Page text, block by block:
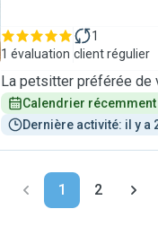
1 évaluation
1
client régulier
La petsitter préférée de
Calendrier
Dernière activité: il y a
1 2